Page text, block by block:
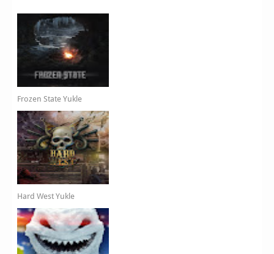
Frozen State Yukle
Hard West Yukle